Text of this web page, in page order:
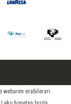
webaren erabilerari